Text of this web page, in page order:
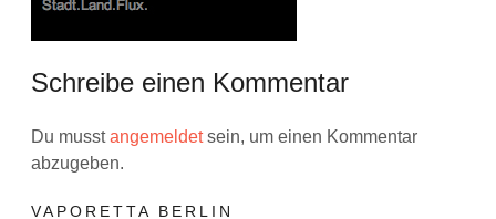
Schreibe einen Kommentar
Du musstangemeldetsein, um einen Kommentar
abzugeben.
VAPORETTA BERLIN